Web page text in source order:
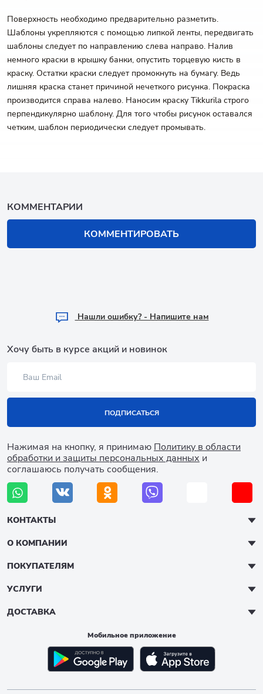
Поверхность необходимо предварительно разметить.
Шаблоны укрепляются с помощью липкой ленты, передвигать
шаблоны следует по направлению слева направо. Налив
немного краски в крышку банки, опустить торцевую кисть в
краску. Остатки краски следует промокнуть на бумагу. Ведь
лишняя краска станет причиной нечеткого рисунка. Покраска
производится справа налево. Наносим краску Tikkurila строго
перпендикулярно шаблону. Для того чтобы рисунок оставался
четким, шаблон периодически следует промывать.
КОММЕНТАРИИ
КОММЕНТИРОВАТЬ
Hашли ошибку? - Напишите нам
Хочу быть в курсе акций и новинок
ПОДПИСАТЬСЯ
Нажимая на кнопку, я принимаю Политику в области
обработки и защиты персональных данных и
соглашаюсь получать сообщения.
КОНТАКТЫ
О КОМПАНИИ
ПОКУПАТЕЛЯМ
УСЛУГИ
ДОСТАВКА
Мобильное приложение